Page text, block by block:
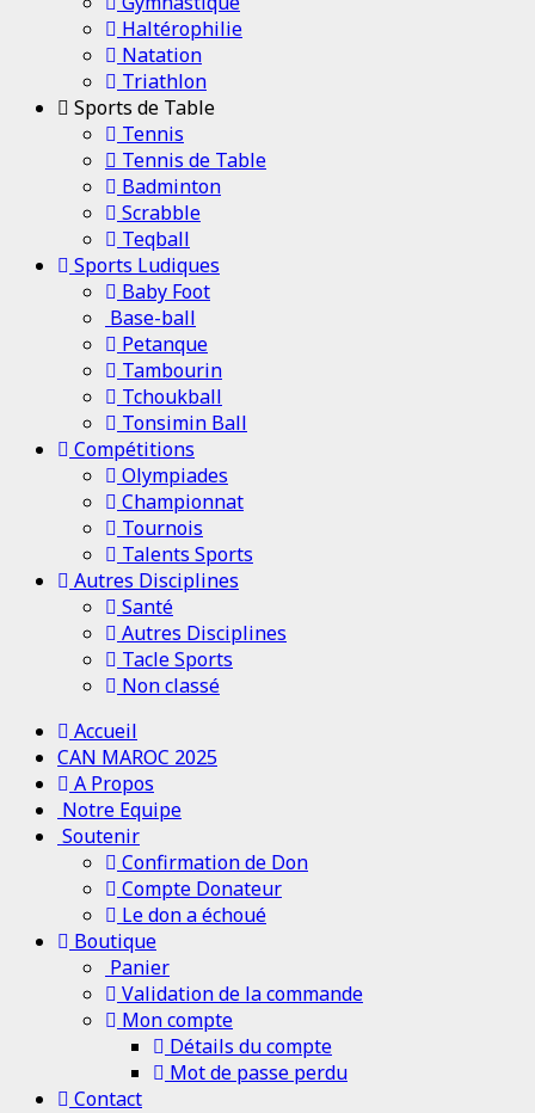
Haltérophilie
Natation
Triathlon
Sports de Table
Tennis
Tennis de Table
Badminton
Scrabble
Teqball
Sports Ludiques
Baby Foot
Base-ball
Petanque
Tambourin
Tchoukball
Tonsimin Ball
Compétitions
Olympiades
Championnat
Tournois
Talents Sports
Autres Disciplines
Santé
Autres Disciplines
Tacle Sports
Non classé
Accueil
CAN MAROC 2025
A Propos
Notre Equipe
Soutenir
Confirmation de Don
Compte Donateur
Le don a échoué
Boutique
Panier
Validation de la commande
Mon compte
Détails du compte
Mot de passe perdu
Contact